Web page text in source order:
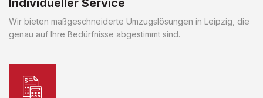
Individueller Service
Wir bieten maßgeschneiderte Umzugslösungen in Leipzig, die
genau auf Ihre Bedürfnisse abgestimmt sind.